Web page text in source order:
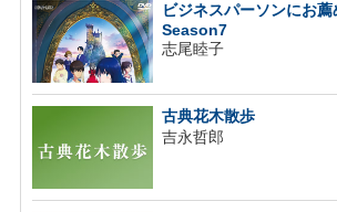
ビジネスパーソンにお
Season7
志尾睦子
古典花木散歩
吉永哲郎